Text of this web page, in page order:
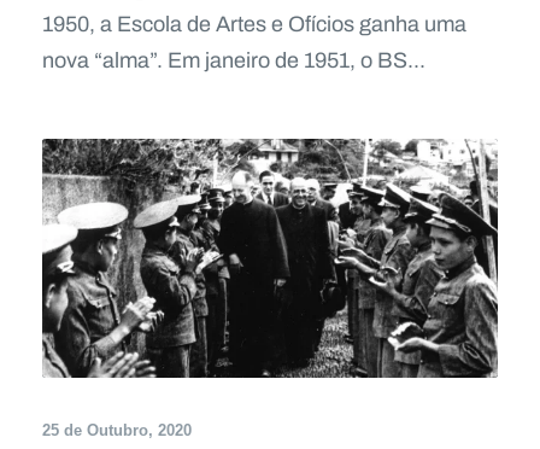
1950, a Escola de Artes e Ofícios ganha uma
nova “alma”. Em janeiro de 1951, o BS...
25 de Outubro, 2020